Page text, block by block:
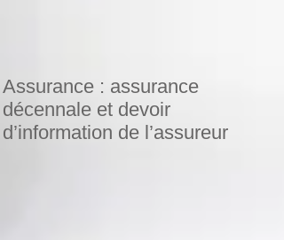
Assurance : assurance
décennale et devoir
d’information de l’assureur